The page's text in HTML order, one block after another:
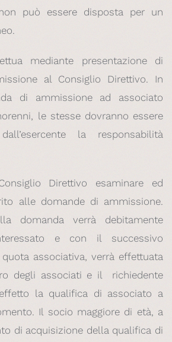
può essere disposta per un
mediante presentazione di
al Consiglio Direttivo. In
di ammissione ad associato
le stesse dovranno essere
la responsabilità
Direttivo esaminare ed
alle domande di ammissione.
domanda verrà debitamente
e con il successivo
associativa, verrà effettuata
degli associati e il richiedente
la qualifica di associato a
Il socio maggiore di età, a
di acquisizione della qualifica di